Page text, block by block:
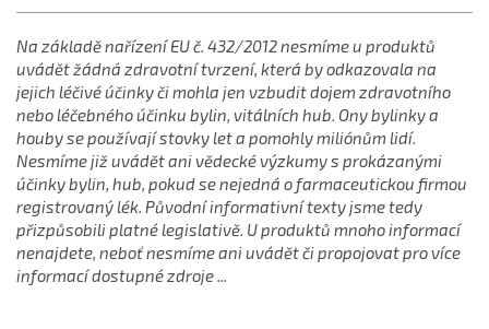
Na základě nařízení EU č. 432/2012 nesmíme u produktů
uvádět žádná zdravotní tvrzení, která by odkazovala na
jejich léčivé účinky či mohla jen vzbudit dojem zdravotního
nebo léčebného účinku bylin, vitálních hub. Ony bylinky a
houby se používají stovky let a pomohly miliónům lidí.
Nesmíme již uvádět ani vědecké výzkumy s prokázanými
účinky bylin, hub, pokud se nejedná o farmaceutickou firmou
registrovaný lék. Původní informativní texty jsme tedy
přizpůsobili platné legislativě. U produktů mnoho informací
nenajdete, neboť nesmíme ani uvádět či propojovat pro více
informací dostupné zdroje ...